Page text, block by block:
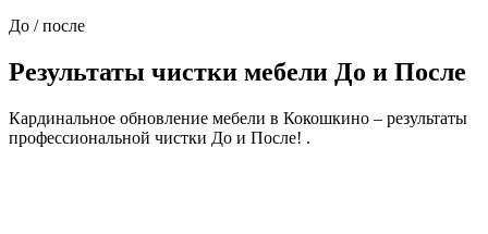
До / после
Результаты чистки мебели До и После
Кардинальное обновление мебели в Кокошкино – результаты
профессиональной чистки До и После! .